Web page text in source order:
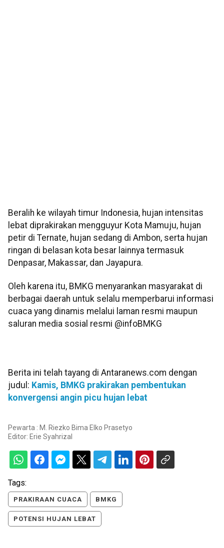
Beralih ke wilayah timur Indonesia, hujan intensitas
lebat diprakirakan mengguyur Kota Mamuju, hujan
petir di Ternate, hujan sedang di Ambon, serta hujan
ringan di belasan kota besar lainnya termasuk
Denpasar, Makassar, dan Jayapura.
Oleh karena itu, BMKG menyarankan masyarakat di
berbagai daerah untuk selalu memperbarui informasi
cuaca yang dinamis melalui laman resmi maupun
saluran media sosial resmi @infoBMKG
Berita ini telah tayang di Antaranews.com dengan
judul: Kamis, BMKG prakirakan pembentukan
konvergensi angin picu hujan lebat
Pewarta : M. Riezko Bima Elko Prasetyo
Editor: Erie Syahrizal
Tags:
PRAKIRAAN CUACA BMKG
POTENSI HUJAN LEBAT